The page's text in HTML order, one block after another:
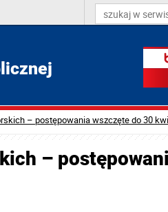
– postępowania wszczęte do 30
–